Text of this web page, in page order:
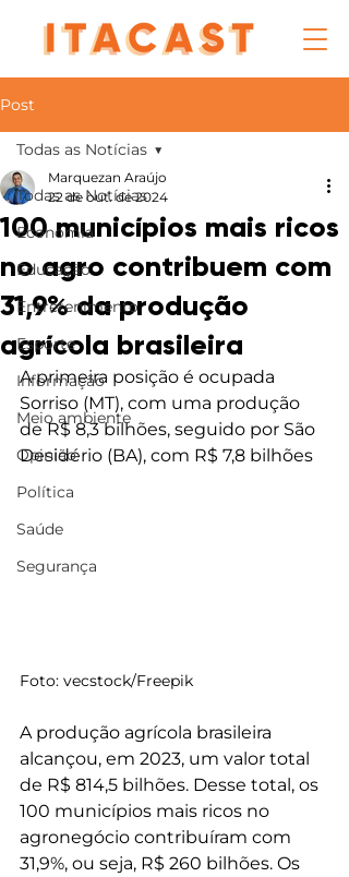
Post
Todas as Notícias
Economia
Educação
Entretenimento
Esporte
Informação
Meio ambiente
Opinião
Política
Saúde
Segurança
Todas as Notícias
100 municípios mais ricos
no agro contribuem com
31,9% da produção
agrícola brasileira
Marquezan Araújo
22 de out. de 2024
A primeira posição é ocupada
Sorriso (MT), com uma produção
de R$ 8,3 bilhões, seguido por São
Desidério (BA), com R$ 7,8 bilhões
Foto: vecstock/Freepik
A produção agrícola brasileira
alcançou, em 2023, um valor total
de R$ 814,5 bilhões. Desse total, os
100 municípios mais ricos no
agronegócio contribuíram com
31,9%, ou seja, R$ 260 bilhões. Os